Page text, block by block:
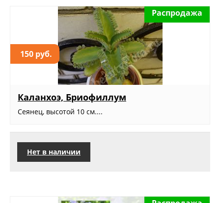
150 руб.
Распродажа
Каланхоэ, Бриофиллум
Сеянец, высотой 10 см....
Нет в наличии